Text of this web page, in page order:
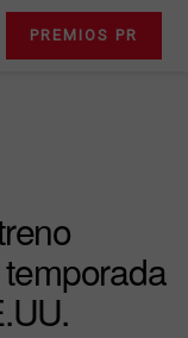
PREMIOS PR